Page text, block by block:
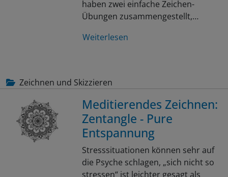
haben zwei einfache Zeichen-
Übungen zusammengestellt,…
Weiterlesen
Zeichnen und Skizzieren
Meditierendes Zeichnen:
Zentangle - Pure
Entspannung
Stresssituationen können sehr auf
die Psyche schlagen, „sich nicht so
stressen“ ist leichter gesagt als